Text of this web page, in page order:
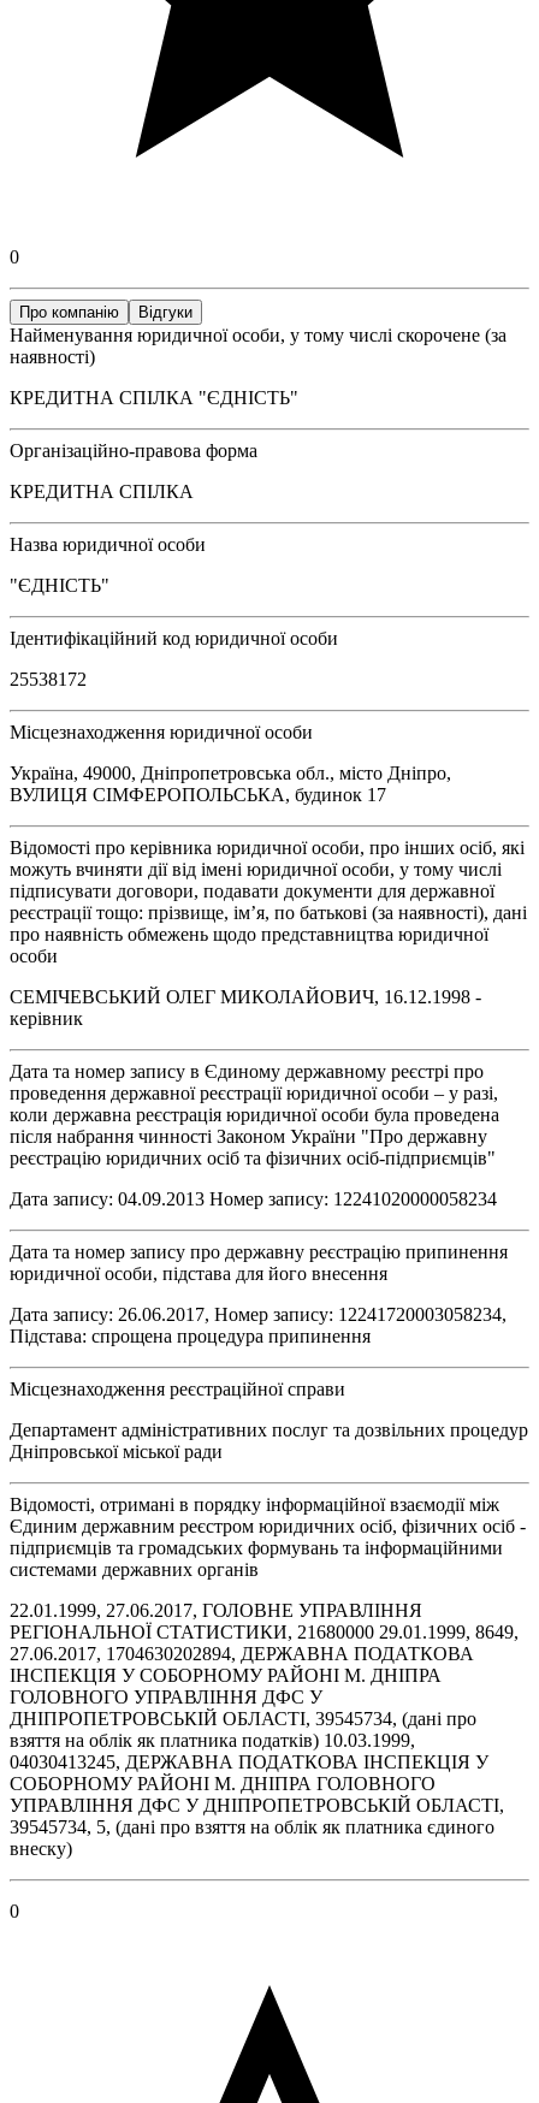
0
Про компанію Відгуки
Найменування юридичної особи, у тому числі скорочене (за
наявності)
КРЕДИТНА СПІЛКА "ЄДНІСТЬ"
Організаційно-правова форма
КРЕДИТНА СПІЛКА
Назва юридичної особи
"ЄДНІСТЬ"
Ідентифікаційний код юридичної особи
25538172
Місцезнаходження юридичної особи
Україна, 49000, Дніпропетровська обл., місто Дніпро,
ВУЛИЦЯ СІМФЕРОПОЛЬСЬКА, будинок 17
Відомості про керівника юридичної особи, про інших осіб, які
можуть вчиняти дії від імені юридичної особи, у тому числі
підписувати договори, подавати документи для державної
реєстрації тощо: прізвище, ім’я, по батькові (за наявності), дані
про наявність обмежень щодо представництва юридичної
особи
СЕМІЧЕВСЬКИЙ ОЛЕГ МИКОЛАЙОВИЧ, 16.12.1998 -
керівник
Дата та номер запису в Єдиному державному реєстрі про
проведення державної реєстрації юридичної особи – у разі,
коли державна реєстрація юридичної особи була проведена
після набрання чинності Законом України "Про державну
реєстрацію юридичних осіб та фізичних осіб-підприємців"
Дата запису: 04.09.2013 Номер запису: 12241020000058234
Дата та номер запису про державну реєстрацію припинення
юридичної особи, підстава для його внесення
Дата запису: 26.06.2017, Номер запису: 12241720003058234,
Підстава: спрощена процедура припинення
Місцезнаходження реєстраційної справи
Департамент адміністративних послуг та дозвільних процедур
Дніпровської міської ради
Відомості, отримані в порядку інформаційної взаємодії між
Єдиним державним реєстром юридичних осіб, фізичних осіб -
підприємців та громадських формувань та інформаційними
системами державних органів
22.01.1999, 27.06.2017, ГОЛОВНЕ УПРАВЛІННЯ
РЕГІОНАЛЬНОЇ СТАТИСТИКИ, 21680000 29.01.1999, 8649,
27.06.2017, 1704630202894, ДЕРЖАВНА ПОДАТКОВА
IНСПЕКЦIЯ У СОБОРНОМУ РАЙОНI М. ДНIПРА
ГОЛОВНОГО УПРАВЛIННЯ ДФС У
ДНIПРОПЕТРОВСЬКIЙ ОБЛАСТI, 39545734, (дані про
взяття на облік як платника податків) 10.03.1999,
04030413245, ДЕРЖАВНА ПОДАТКОВА IНСПЕКЦIЯ У
СОБОРНОМУ РАЙОНI М. ДНIПРА ГОЛОВНОГО
УПРАВЛIННЯ ДФС У ДНIПРОПЕТРОВСЬКIЙ ОБЛАСТI,
39545734, 5, (дані про взяття на облік як платника єдиного
внеску)
0